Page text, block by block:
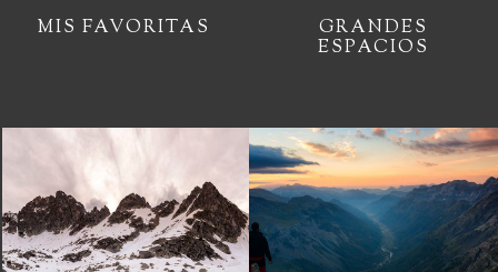
MIS FAVORITAS GRANDES
ESPACIOS